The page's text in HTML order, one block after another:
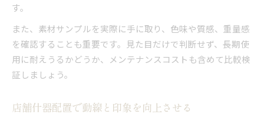
す。
また、素材サンプルを実際に手に取り、色味や質感、重量感
を確認することも重要です。見た目だけで判断せず、長期使
用に耐えうるかどうか、メンテナンスコストも含めて比較検
証しましょう。
店舗什器配置で動線と印象を向上させる